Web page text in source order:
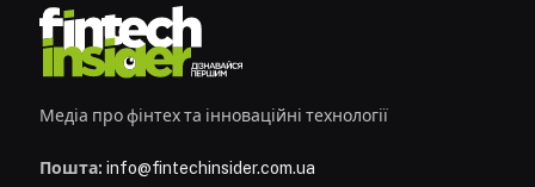
Медіа про фінтех та інноваційні технології
Пошта: info@fintechinsider.com.ua